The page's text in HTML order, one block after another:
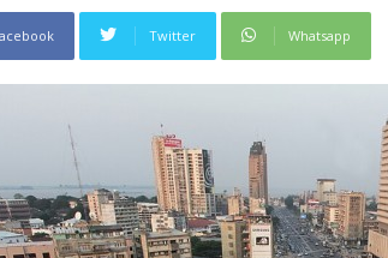
Twitter Whatsapp